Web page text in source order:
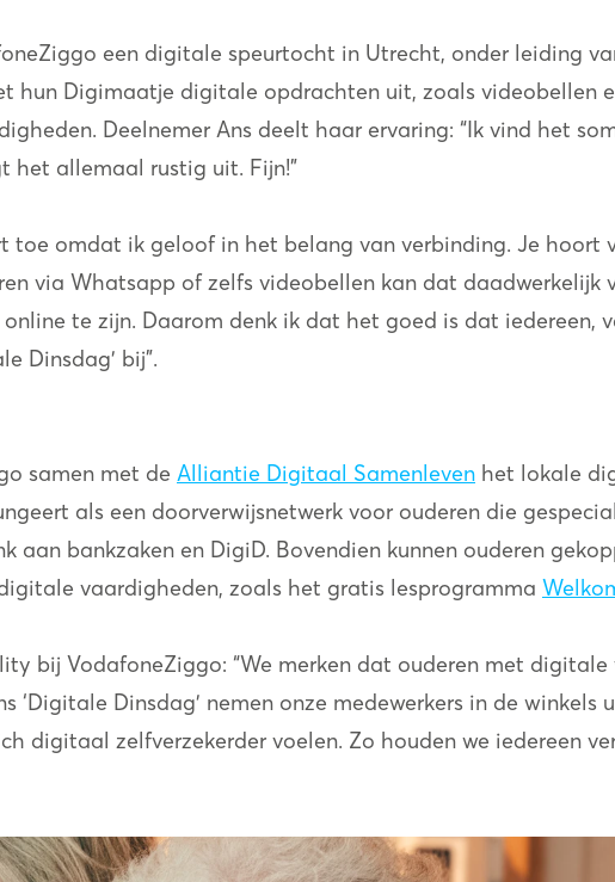
een digitale speurtocht in Utrecht, onder leiding
hun Digimaatje digitale opdrachten uit, zoals videobellen
Deelnemer Ans deelt haar ervaring: “Ik vind het
het allemaal rustig uit. Fijn!”
toe omdat ik geloof in het belang van verbinding. Je hoort
via Whatsapp of zelfs videobellen kan dat daadwerkelijk
te zijn. Daarom denk ik dat het goed is dat iedereen,
Dinsdag’ bij”.
samen met de Alliantie Digitaal Samenleven het lokale
als een doorverwijsnetwerk voor ouderen die
bankzaken en DigiD. Bovendien kunnen ouderen
vaardigheden, zoals het gratis lesprogramma
bij VodafoneZiggo: “We merken dat ouderen met digitale
Dinsdag’ nemen onze medewerkers in de winkels
digitaal zelfverzekerder voelen. Zo houden we iedereen